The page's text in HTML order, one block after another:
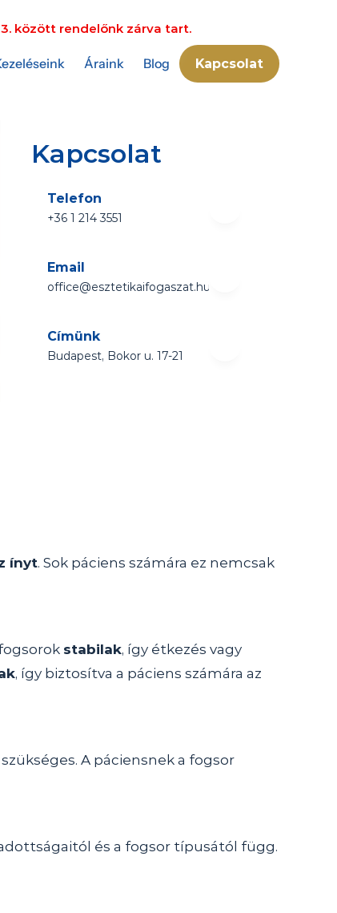
között rendelőnk zárva tart.
Áraink Blog Kapcsolat
Kapcsolat
Telefon
+36 1 214 3551
Email
office@esztetikaifogaszat.hu
Címünk
Budapest, Bokor u. 17-21
ínyt. Sok páciens számára ez nemcsak
stabilak, így étkezés vagy
, így biztosítva a páciens számára az
szükséges. A páciensnek a fogsor
és a fogsor típusától függ.